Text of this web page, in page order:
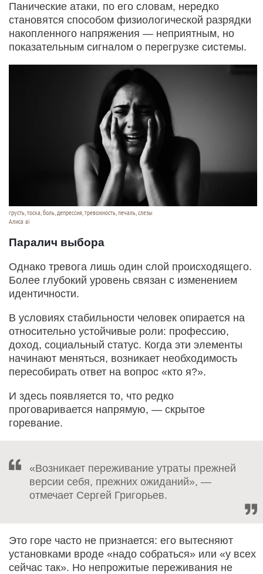
Панические атаки, по его словам, нередко
становятся способом физиологической разрядки
накопленного напряжения — неприятным, но
показательным сигналом о перегрузке системы.
грусть, тоска, боль, депрессия, тревожность, печаль, слезы
Алиса ai
Паралич выбора
Однако тревога лишь один слой происходящего.
Более глубокий уровень связан с изменением
идентичности.
В условиях стабильности человек опирается на
относительно устойчивые роли: профессию,
доход, социальный статус. Когда эти элементы
начинают меняться, возникает необходимость
пересобирать ответ на вопрос «кто я?».
И здесь появляется то, что редко
проговаривается напрямую, — скрытое
горевание.
«Возникает переживание утраты прежней
версии себя, прежних ожиданий», —
отмечает Сергей Григорьев.
Это горе часто не признается: его вытесняют
установками вроде «надо собраться» или «у всех
сейчас так». Но непрожитые переживания не